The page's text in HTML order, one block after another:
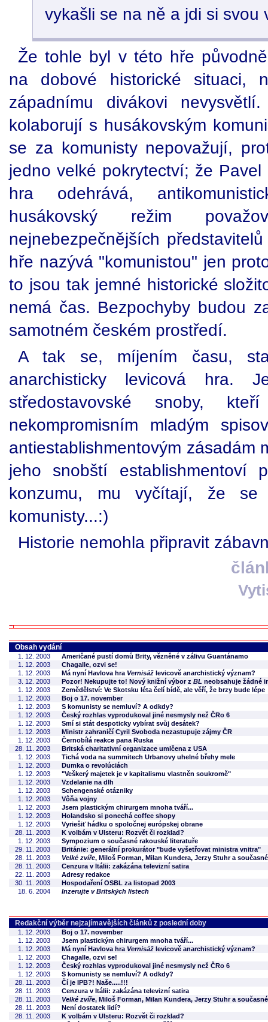
vykašli se na ně a jdi si svou
Že tohle byl v této hře
na dobové historické situaci,
západnímu divákovi
kolaborují s husákovským
se za komunisty nepovažují,
jedno velké pokrytectví; že
hra odehrává,
husákovský režim
nejnebezpečnějších
hře nazývá "komunistou" jen
to jsou tak jemné historické
nemá čas. Bezpochyby budou
samotném českém prostředí.
A tak se, míjením času,
anarchisticky levicová hra.
středostavovské snoby,
nekompromisním mladým
antiestablishmentovým zásadám
jeho snobští establishmentoví
konzumu, mu vyčítají, že
komunisty...:)
Historie nemohla připravit
Obsah vydání
1. 12. 2003
Američané pustí domů Brity, vězněné v zálivu Guantánamo
1. 12. 2003
Chagalle, ozvi se!
1. 12. 2003
Má nyní Havlova hra Vernisáž levicově anarchistický význam?
3. 12. 2003
Pozor! Nekupujte to! Nový knižní výbor z BL neobsahuje žádné
1. 12. 2003
Zemědělství: Ve Skotsku léta čelí bídě, ale věří, že brzy bude lépe
1. 12. 2003
Boj o 17. november
1. 12. 2003
S komunisty se nemluví? A odkdy?
1. 12. 2003
Český rozhlas vyprodukoval jiné nesmysly než ČRo 6
1. 12. 2003
Smí si stát despoticky vybírat svůj desátek?
1. 12. 2003
Ministr zahraničí Cyril Svoboda nezastupuje zájmy ČR
1. 12. 2003
Černobílá reakce pana Ruska
28. 11. 2003
Britská charitativní organizace umlčena z USA
1. 12. 2003
Tichá voda na summitech Urbanovy uhelné břehy mele
1. 12. 2003
Dumka o revolúciách
1. 12. 2003
"Veškerý majetek je v kapitalismu vlastněn soukromě"
1. 12. 2003
Vzdelanie na dlh
1. 12. 2003
Schengenské otázniky
1. 12. 2003
Vôňa vojny
1. 12. 2003
Jsem plastickým chirurgem mnoha tváří...
1. 12. 2003
Holandsko si ponechá coffee shopy
1. 12. 2003
Vyriešiť hádku o spoločnej európskej obrane
28. 11. 2003
K volbám v Ulsteru: Rozvět či rozklad?
1. 12. 2003
Sympozium o současné rakouské literatuře
29. 11. 2003
Británie: generální prokurátor "bude vyšetřovat ministra vnitra"
28. 11. 2003
Velké zvíře, Miloš Forman, Milan Kundera, Jerzy Stuhr a
28. 11. 2003
Cenzura v Itálii: zakázána televizní satira
22. 11. 2003
Adresy redakce
30. 11. 2003
Hospodaření OSBL za listopad 2003
18. 6. 2004
Inzerujte v Britských listech
Redakční výběr nejzajímavějších článků z poslední doby
1. 12. 2003
Boj o 17. november
1. 12. 2003
Jsem plastickým chirurgem mnoha tváří...
1. 12. 2003
Má nyní Havlova hra Vernisáž levicově anarchistický význam?
1. 12. 2003
Chagalle, ozvi se!
1. 12. 2003
Český rozhlas vyprodukoval jiné nesmysly než ČRo 6
1. 12. 2003
S komunisty se nemluví? A odkdy?
28. 11. 2003
Čí je IPB?! Naše.....!!!
28. 11. 2003
Cenzura v Itálii: zakázána televizní satira
28. 11. 2003
Velké zvíře, Miloš Forman, Milan Kundera, Jerzy Stuhr a
28. 11. 2003
Není dostatek lidí?
28. 11. 2003
K volbám v Ulsteru: Rozvět či rozklad?